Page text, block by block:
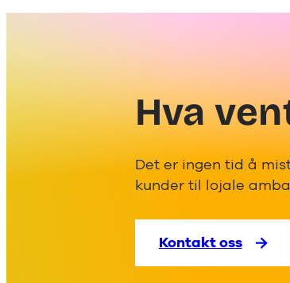
Hva
Det er ingen tid å
kunder til lojale
Kontakt oss